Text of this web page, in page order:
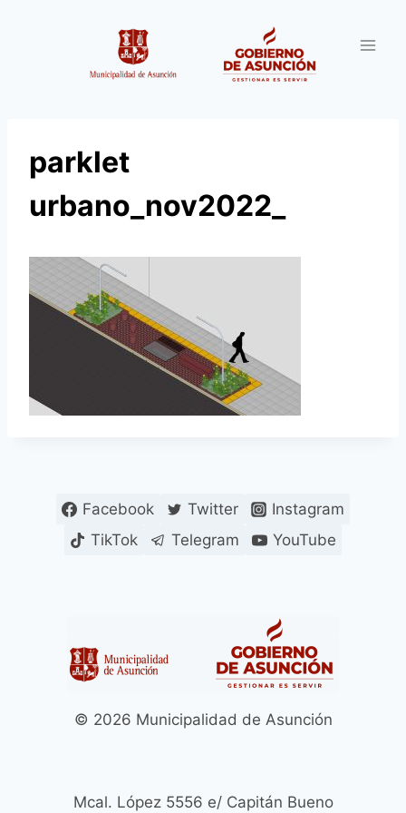
parklet
urbano_nov2022_
Facebook Twitter
Instagram
TikTok
Telegram YouTube
© 2026 Municipalidad de Asunción
Mcal. López 5556 e/ Capitán Bueno